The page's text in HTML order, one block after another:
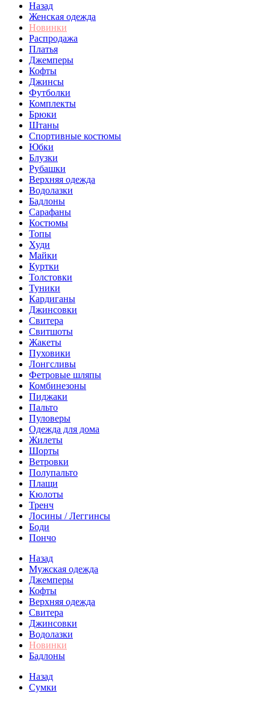
Назад
Женская одежда
Новинки
Распродажа
Платья
Джемперы
Кофты
Джинсы
Футболки
Комплекты
Брюки
Штаны
Спортивные костюмы
Юбки
Блузки
Рубашки
Верхняя одежда
Водолазки
Бадлоны
Сарафаны
Костюмы
Топы
Худи
Майки
Куртки
Толстовки
Туники
Кардиганы
Джинсовки
Свитера
Свитшоты
Жакеты
Пуховики
Лонгсливы
Фетровые шляпы
Комбинезоны
Пиджаки
Пальто
Пуловеры
Одежда для дома
Жилеты
Шорты
Ветровки
Полупальто
Плащи
Кюлоты
Тренч
Лосины / Леггинсы
Боди
Пончо
Назад
Мужская одежда
Джемперы
Кофты
Верхняя одежда
Свитера
Джинсовки
Водолазки
Новинки
Бадлоны
Назад
Сумки